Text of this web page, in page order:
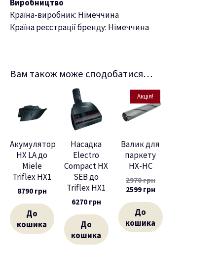
Виробництво
Країна-виробник: Німеччина
Країна реєстрації бренду: Німеччина
Вам також може сподобатися…
Акумулятор
HX LA до
Miele
Triflex HX1
8790 грн
До
кошика
Насадка
Electro
Compact HX
SEB до
Triflex HX1
6270 грн
До
кошика
Акція!
Валик для
паркету
HX-HC
2970грн
2599 грн
До
кошика